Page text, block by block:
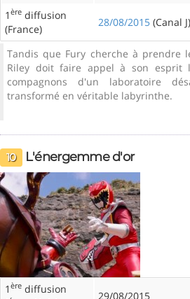
1 ère diffusion
(France)
28/08/2015 (Canal J)
Tandis que Fury cherche à prendre
Riley doit faire appel à son esprit
compagnons d'un laboratoire
transformé en véritable labyrinthe.
10 L'énergemme d'or
1 ère diffusion
29/08/2015